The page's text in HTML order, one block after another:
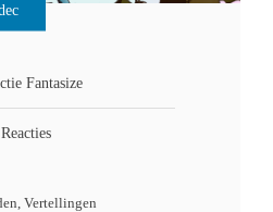
Fantasize
Vertellingen